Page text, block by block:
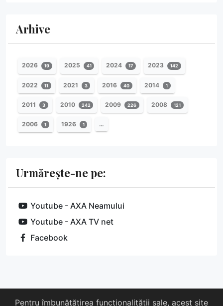
Arhive
2026 19 2025 41 2024 17 2023 142
2022 11 2021 3 2016 40 2014 1
2011 3 2010 242 2009 226 2008 121
2006 1 1926 1 …
Urmărește-ne pe:
Youtube - AXA Neamului
Youtube - AXA TV net
Facebook
Despre noi Susține-ne Contact
Pentru îmbunătățirea funcționalității sale, acest site